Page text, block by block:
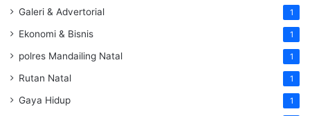
Galeri & Advertorial 1
Ekonomi & Bisnis 1
polres Mandailing Natal 1
Rutan Natal 1
Gaya Hidup 1